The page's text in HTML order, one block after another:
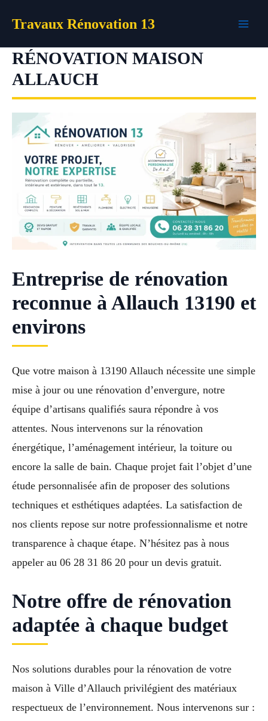
Travaux Rénovation 13
RÉNOVATION MAISON
ALLAUCH
Entreprise de rénovation
reconnue à Allauch 13190 et
environs
Que votre maison à 13190 Allauch nécessite une simple
mise à jour ou une rénovation d’envergure, notre
équipe d’artisans qualifiés saura répondre à vos
attentes. Nous intervenons sur la rénovation
énergétique, l’aménagement intérieur, la toiture ou
encore la salle de bain. Chaque projet fait l’objet d’une
étude personnalisée afin de proposer des solutions
techniques et esthétiques adaptées. La satisfaction de
nos clients repose sur notre professionnalisme et notre
transparence à chaque étape. N’hésitez pas à nous
appeler au 06 28 31 86 20 pour un devis gratuit.
Notre offre de rénovation
adaptée à chaque budget
Nos solutions durables pour la rénovation de votre
maison à Ville d’Allauch privilégient des matériaux
respectueux de l’environnement. Nous intervenons sur :